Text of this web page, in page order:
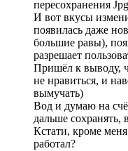
пересохранения
И вот вкусы
появилась даже
большие равы),
разрешает
Пришёл к выводу,
не нравиться, и
вымучать)
Вод и думаю на
дальше сохранять,
Кстати, кроме
работал?